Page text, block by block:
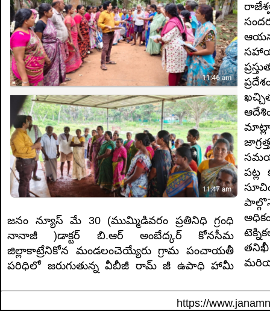
జనం న్యూస్ మే 30 (ముమ్మిడివరం ప్రతినిధి గ్రంధి
నానాజీ )డాక్టర్ బి.ఆర్ అంబేద్కర్ కోనసీమ
జిల్లాకాట్రేనికోన మండలంచెయ్యేరు గ్రామ పంచాయతీ
పరిధిలో జరుగుతున్న వీబీజీ రామ్ జీ ఉపాధి హామీ
ఆయన
పట్ల
https://